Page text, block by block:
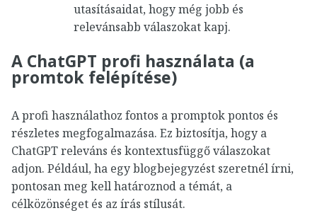
utasításaidat, hogy még jobb és
relevánsabb válaszokat kapj.
A ChatGPT profi használata (a
promtok felépítése)
A profi használathoz fontos a promptok pontos és
részletes megfogalmazása. Ez biztosítja, hogy a
ChatGPT releváns és kontextusfüggő válaszokat
adjon. Például, ha egy blogbejegyzést szeretnél írni,
pontosan meg kell határoznod a témát, a
célközönséget és az írás stílusát.